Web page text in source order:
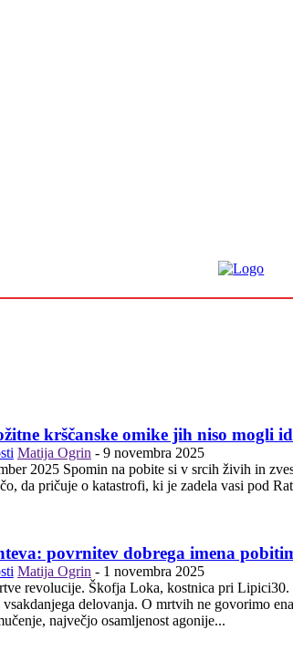
krščanske omike jih niso mogli
Matija Ogrin - 9 novembra 2025
Tako ste v Sorici pred desetimi leti postavili to farno
da pričuje o katastrofi, ki je zadela vasi pod
povrnitev dobrega imena
Matija Ogrin - 1 novembra 2025
Škofja Loka, kostnica pri Lipici30. oktober 2025 Kadar mislimo na mrtve, se moramo
vsakdanjega delovanja. O mrtvih ne govorimo
največjo osamljenost agonije...